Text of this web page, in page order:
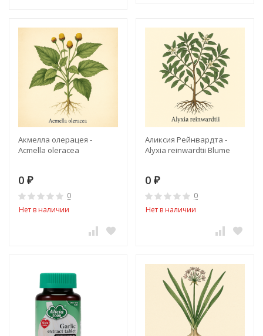
Акмелла олерацея -
Acmella oleracea
0 ₽
0
Нет в наличии
Аликсия Рейнвардта -
Alyxia reinwardtii Blume
0 ₽
0
Нет в наличии